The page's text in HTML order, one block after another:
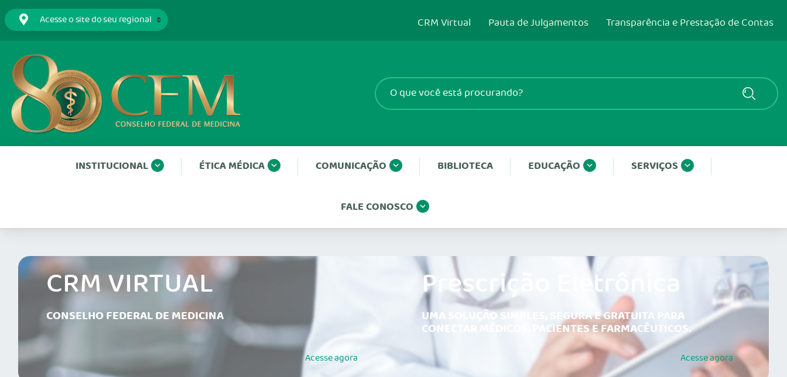
CRM Virtual Pauta de Julgamentos Transparência e Prestação de Contas
INSTITUCIONAL ÉTICA MÉDICA COMUNICAÇÃO BIBLIOTECA EDUCAÇÃO SERVIÇOS
FALE CONOSCO
CRM VIRTUAL
CONSELHO FEDERAL DE MEDICINA
Acesseagora
Prescrição Eletrônica
UMA SOLUÇÃO SIMPLES, SEGURA E GRATUITA PARA
CONECTAR MÉDICOS, PACIENTES E FARMACÊUTICOS.
Acesseagora